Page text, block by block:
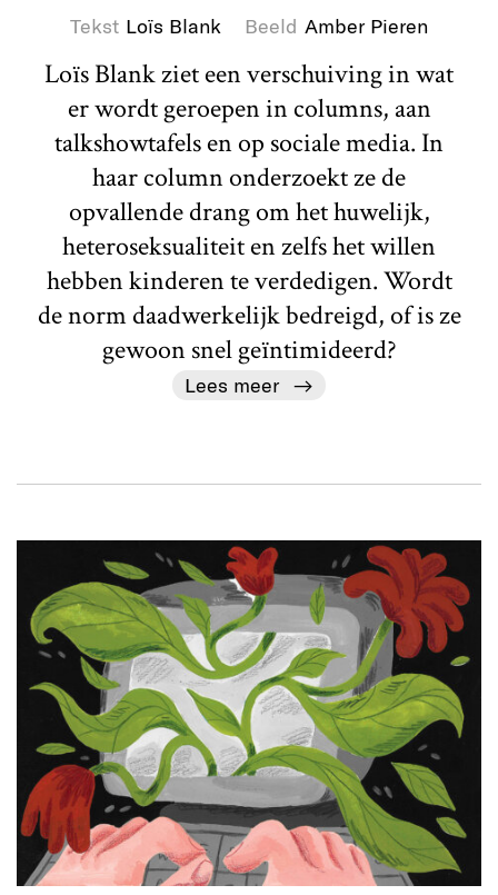
Tekst Loïs Blank Beeld Amber Pieren
Loïs Blank ziet een verschuiving in wat
er wordt geroepen in columns, aan
talkshowtafels en op sociale media. In
haar column onderzoekt ze de
opvallende drang om het huwelijk,
heteroseksualiteit en zelfs het willen
hebben kinderen te verdedigen. Wordt
de norm daadwerkelijk bedreigd, of is ze
gewoon snel geïntimideerd?
Lees meer